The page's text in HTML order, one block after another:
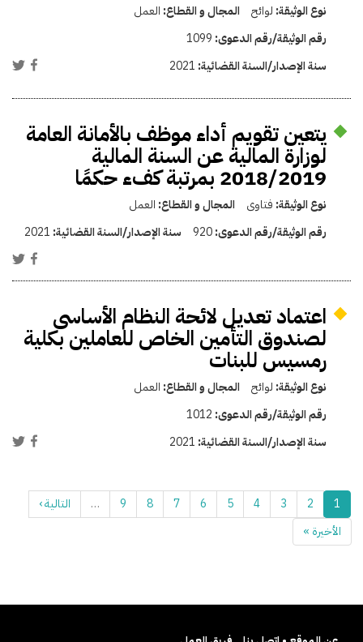
نوع الوثيقة: لوائح المجال و القطاع: العمل
رقم الوثيقة/رقم الدعوى: 1099
سنة الإصدار/السنة القضائية: 2021
يتعين تقويم أداء موظف بالأمانة العامة
لوزارة المالية عن السنة المالية
2018/2019 بمرتبة كفء حكمًا
نوع الوثيقة: فتاوى المجال و القطاع: العمل
رقم الوثيقة/رقم الدعوى:920 سنة الإصدار/السنة القضائية: 2021
اعتماد تعديل لائحة النظام الأساسى
لصندوق التأمين الخاص للعاملين بكلية
رمسيس للبنات
نوع الوثيقة: لوائح المجال و القطاع: العمل
رقم الوثيقة/رقم الدعوى: 1012
سنة الإصدار/السنة القضائية: 2021
1
2
3
4
5
6
7
8
9
…
التالية ›
الأخيرة »